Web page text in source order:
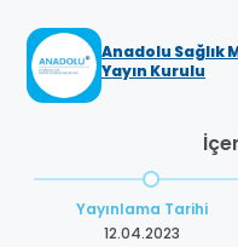
Anadolu Sağlık
Yayın Kurulu
Yayınlama Tarihi
12.04.2023